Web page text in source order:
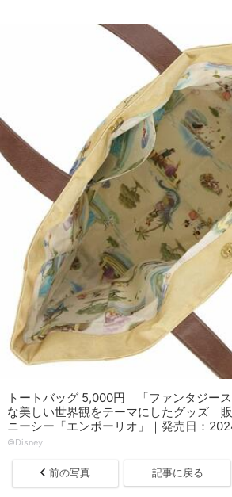
トートバッグ 5,000円｜「ファンタジー
な美しい世界観をテーマにしたグッズ｜
ニーシー「エンポーリオ」｜発売日：
©Disney
前の写真 記事に戻る